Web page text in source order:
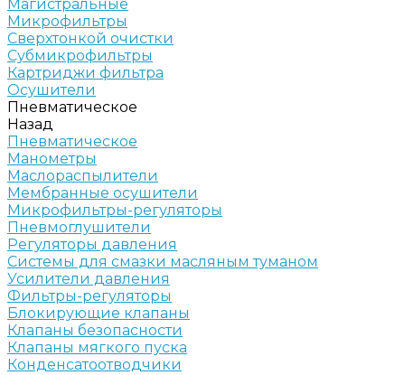
Магистральные
Микрофильтры
Сверхтонкой очистки
Субмикрофильтры
Картриджи фильтра
Осушители
Пневматическое
Назад
Пневматическое
Манометры
Маслораспылители
Мембранные осушители
Микрофильтры-регуляторы
Пневмоглушители
Регуляторы давления
Системы для смазки масляным туманом
Усилители давления
Фильтры-регуляторы
Блокирующие клапаны
Клапаны безопасности
Клапаны мягкого пуска
Конденсатоотводчики